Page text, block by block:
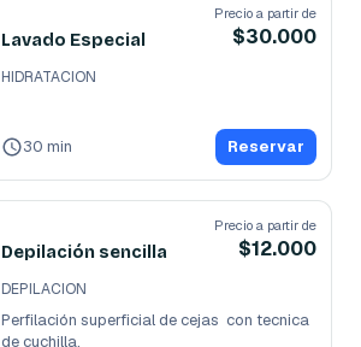
Lavado Especial
Precio a partir de
$30.000
HIDRATACION
30 min Reservar
Depilación sencilla
Precio a partir de
$12.000
DEPILACION
Perfilación superficial de cejas  con tecnica
de cuchilla.